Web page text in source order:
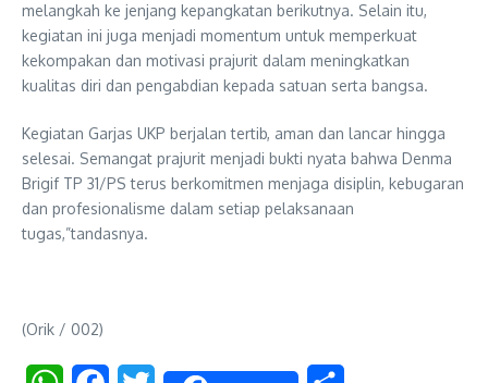
melangkah ke jenjang kepangkatan berikutnya. Selain itu,
kegiatan ini juga menjadi momentum untuk memperkuat
kekompakan dan motivasi prajurit dalam meningkatkan
kualitas diri dan pengabdian kepada satuan serta bangsa.
Kegiatan Garjas UKP berjalan tertib, aman dan lancar hingga
selesai. Semangat prajurit menjadi bukti nyata bahwa Denma
Brigif TP 31/PS terus berkomitmen menjaga disiplin, kebugaran
dan profesionalisme dalam setiap pelaksanaan
tugas,”tandasnya.
(Orik / 002)